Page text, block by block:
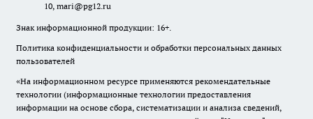
10, mari@pg12.ru
Знак информационной продукции: 16+.
Политика конфиденциальности и обработки персональных данных
пользователей
«На информационном ресурсе применяются рекомендательные
технологии (информационные технологии предоставления
информации на основе сбора, систематизации и анализа сведений,